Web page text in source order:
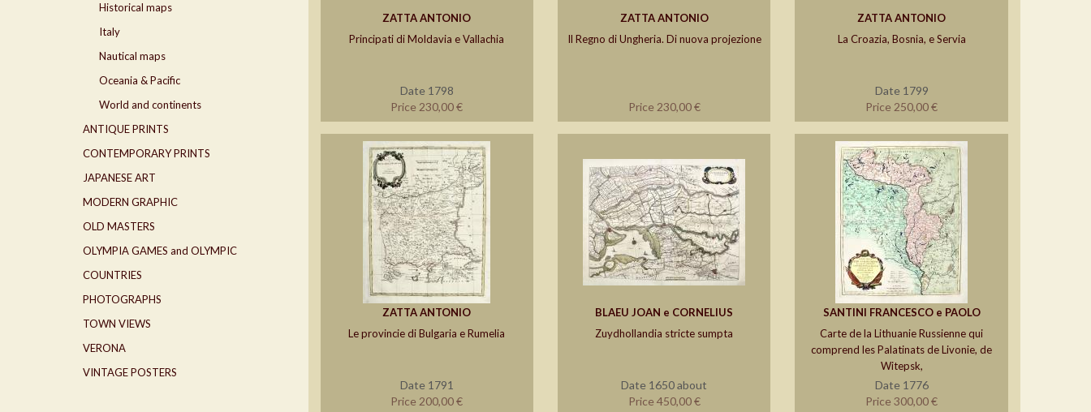
ZATTA ANTONIO
Principati di Moldavia e Vallachia
Date 1798
Price 230,00 €
ZATTA ANTONIO
Il Regno di Ungheria. Di nuova projezione
Price 230,00 €
ZATTA ANTONIO
La Croazia, Bosnia, e Servia
Date 1799
Price 250,00 €
ZATTA ANTONIO
Le provincie di Bulgaria e Rumelia
Date 1791
Price 200,00 €
BLAEU JOAN e CORNELIUS
Zuydhollandia stricte sumpta
Date 1650 about
Price 450,00 €
SANTINI FRANCESCO e PAOLO
Carte de la Lithuanie Russienne qui
comprend les Palatinats de Livonie, de
Witepsk,
Date 1776
Price 300,00 €
Historical maps
Italy
Nautical maps
Oceania & Pacific
World and continents
ANTIQUE PRINTS
CONTEMPORARY PRINTS
JAPANESE ART
MODERN GRAPHIC
OLD MASTERS
OLYMPIA GAMES and OLYMPIC
COUNTRIES
PHOTOGRAPHS
TOWN VIEWS
VERONA
VINTAGE POSTERS